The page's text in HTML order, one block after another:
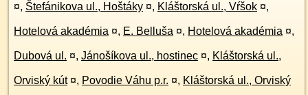
¤, Štefánikova ul., Hoštáky ¤, Kláštorská ul., Vŕšok ¤,
Hotelová akadémia ¤, E. Belluša ¤, Hotelová akadémia ¤,
Dubová ul. ¤, Jánošíkova ul., hostinec ¤, Kláštorská ul.,
Orviský kút ¤, Povodie Váhu p.r. ¤, Kláštorská ul., Orviský